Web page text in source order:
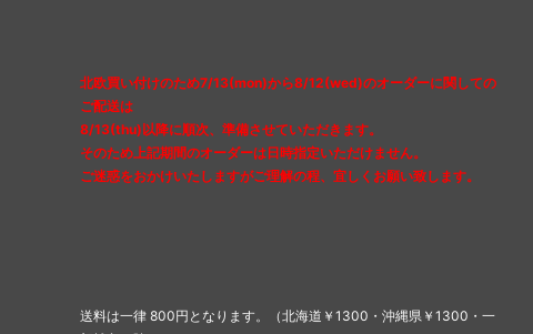
北欧買い付けのため7/13(mon)から8/12(wed)のオーダーに関しての
ご配送は
8/13(thu)以降に順次、準備させていただきます。
そのため上記期間のオーダーは日時指定いただけません。
ご迷惑をおかけいたしますがご理解の程、宜しくお願い致します。
送料は一律 800円となります。（北海道￥1300・沖縄県￥1300・一